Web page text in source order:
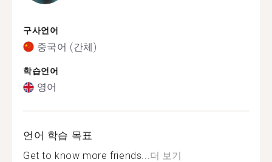
구사언어
중국어 (간체)
학습언어
영어
언어 학습 목표
Get to know more friends...더 보기